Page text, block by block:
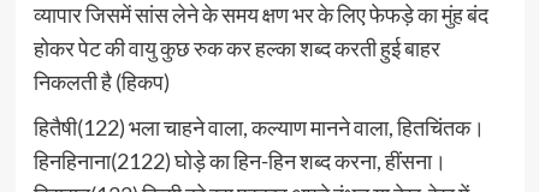
व्यापार जिसमें सांस लेने के समय क्षण भर के लिए फेफड़े का मुंह बंद
होकर पेट की वायु कुछ रुक कर हल्का शब्द करती हुई बाहर
निकलती है (हिकप)
हितैषी(122) भला चाहने वाला, कल्याण मानने वाला, हितचिंतक।
हिनहिनाना(2122) घोड़े का हिन-हिन शब्द करना, हींसना।